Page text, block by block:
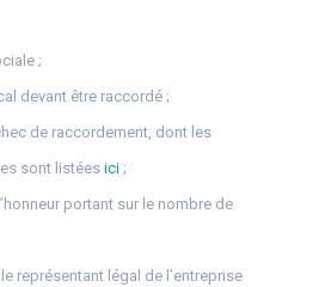
;
devant être raccordé ;
de raccordement, dont les
sont listées ici ;
portant sur le nombre de
représentant légal de l’entreprise